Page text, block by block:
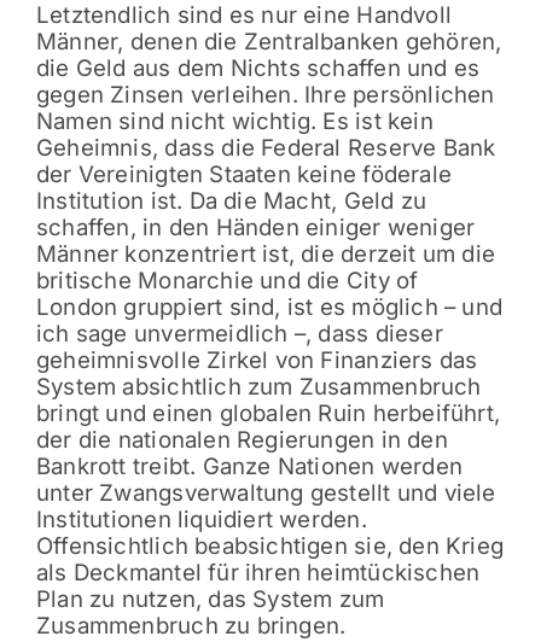
Letztendlich sind es nur eine Handvoll
Männer, denen die Zentralbanken gehören,
die Geld aus dem Nichts schaffen und es
gegen Zinsen verleihen. Ihre persönlichen
Namen sind nicht wichtig. Es ist kein
Geheimnis, dass die Federal Reserve Bank
der Vereinigten Staaten keine föderale
Institution ist. Da die Macht, Geld zu
schaffen, in den Händen einiger weniger
Männer konzentriert ist, die derzeit um die
britische Monarchie und die City of
London gruppiert sind, ist es möglich – und
ich sage unvermeidlich –, dass dieser
geheimnisvolle Zirkel von Finanziers das
System absichtlich zum Zusammenbruch
bringt und einen globalen Ruin herbeiführt,
der die nationalen Regierungen in den
Bankrott treibt. Ganze Nationen werden
unter Zwangsverwaltung gestellt und viele
Institutionen liquidiert werden.
Offensichtlich beabsichtigen sie, den Krieg
als Deckmantel für ihren heimtückischen
Plan zu nutzen, das System zum
Zusammenbruch zu bringen.